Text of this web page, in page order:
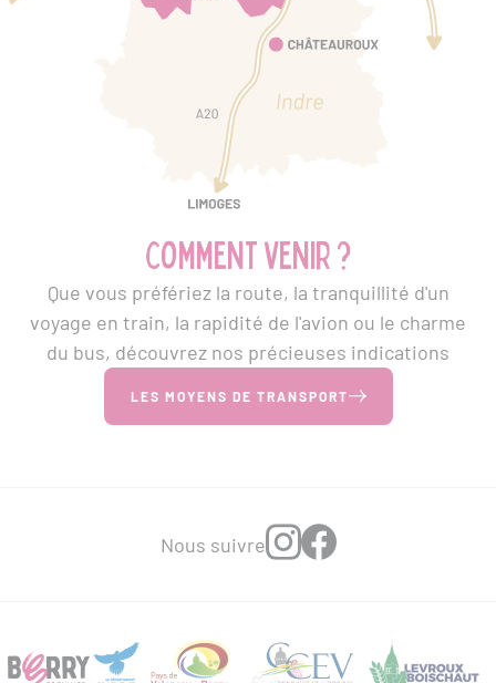
Comment venir ?
Que vous préfériez la route, la tranquillité d'un
voyage en train, la rapidité de l'avion ou le charme
du bus, découvrez nos précieuses indications
LES MOYENS DE TRANSPORT
Nous suivre